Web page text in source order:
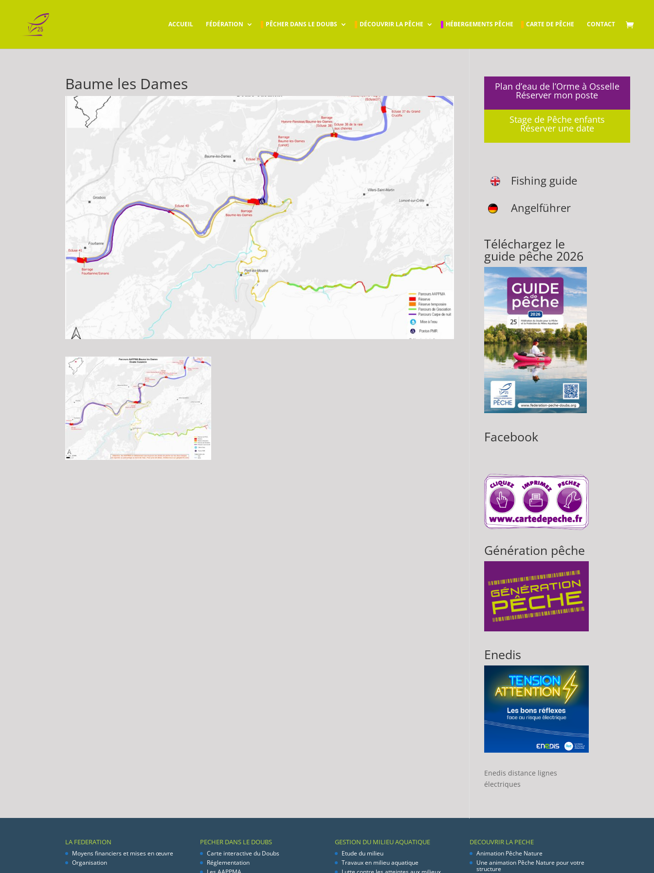
ACCUEIL FÉDÉRATION PÊCHER DANS LE DOUBS DÉCOUVRIR LA PÊCHE HÉBERGEMENTS PÊCHE CARTE DE PÊCHE CONTACT
Baume les Dames Plan d’eau de l’Orme à Osselle
Réserver mon poste
Stage de Pêche enfants
Réserver une date
Fishing guide
Angelführer
Téléchargez le
guide pêche 2026
Facebook
Génération pêche
Enedis
Enedis distance lignes
électriques
LA FEDERATION
Moyens financiers et mises en œuvre
Organisation
PECHER DANS LE DOUBS
Carte interactive du Doubs
Réglementation
GESTION DU MILIEU AQUATIQUE
Etude du milieu
Travaux en milieu aquatique
DECOUVRIR LA PECHE
Animation Pêche Nature
Une animation Pêche Nature pour votre
structure